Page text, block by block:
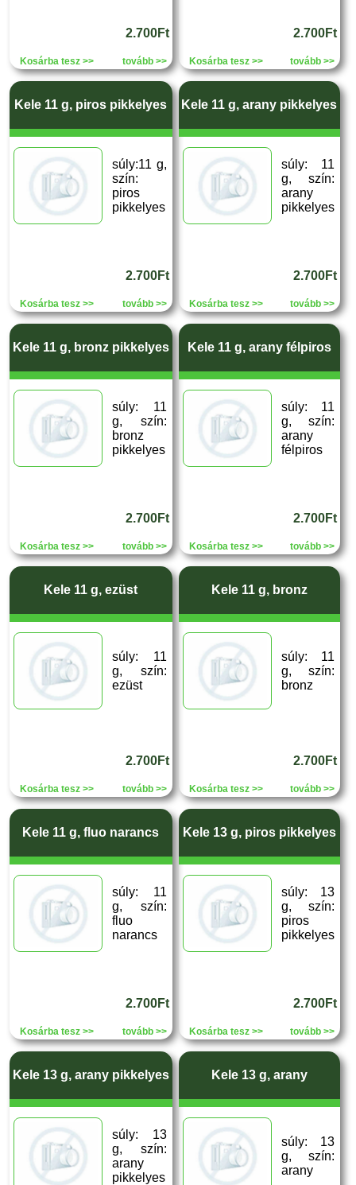
2.700Ft
Kosárba tesz >> tovább >>
2.700Ft
Kosárba tesz >> tovább >>
Kele 11 g, piros pikkelyes
súly:11 g,
szín:
piros
pikkelyes
2.700Ft
Kosárba tesz >> tovább >>
Kele 11 g, arany pikkelyes
súly: 11
g, szín:
arany
pikkelyes
2.700Ft
Kosárba tesz >> tovább >>
Kele 11 g, bronz pikkelyes
súly: 11
g, szín:
bronz
pikkelyes
2.700Ft
Kosárba tesz >> tovább >>
Kele 11 g, arany félpiros
súly: 11
g, szín:
arany
félpiros
2.700Ft
Kosárba tesz >> tovább >>
Kele 11 g, ezüst
súly: 11
g, szín:
ezüst
2.700Ft
Kosárba tesz >> tovább >>
Kele 11 g, bronz
súly: 11
g, szín:
bronz
2.700Ft
Kosárba tesz >> tovább >>
Kele 11 g, fluo narancs
súly: 11
g, szín:
fluo
narancs
2.700Ft
Kosárba tesz >> tovább >>
Kele 13 g, piros pikkelyes
súly: 13
g, szín:
piros
pikkelyes
2.700Ft
Kosárba tesz >> tovább >>
Kele 13 g, arany pikkelyes
súly: 13
g, szín:
arany
pikkelyes
Kele 13 g, arany
súly: 13
g, szín:
arany